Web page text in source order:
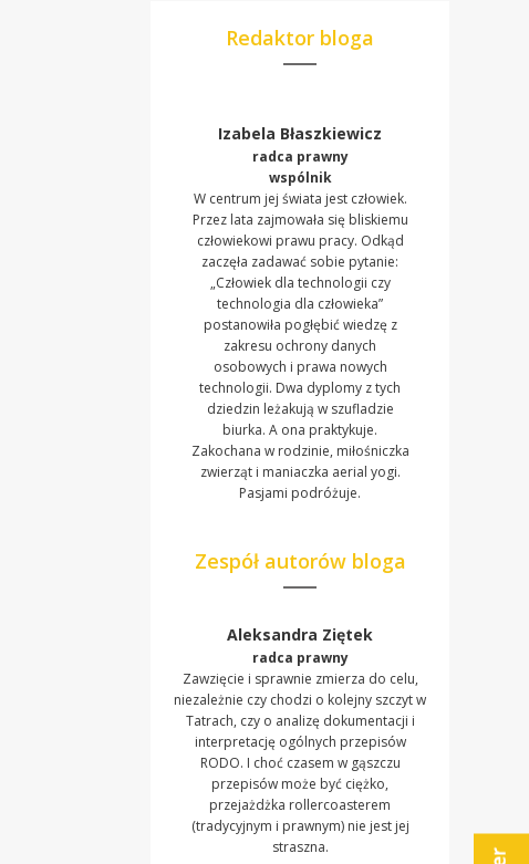
Redaktor bloga
Izabela Błaszkiewicz
radca prawny
wspólnik
W centrum jej świata jest człowiek.
Przez lata zajmowała się bliskiemu
człowiekowi prawu pracy. Odkąd
zaczęła zadawać sobie pytanie:
„Człowiek dla technologii czy
technologia dla człowieka”
postanowiła pogłębić wiedzę z
zakresu ochrony danych
osobowych i prawa nowych
technologii. Dwa dyplomy z tych
dziedzin leżakują w szufladzie
biurka. A ona praktykuje.
Zakochana w rodzinie, miłośniczka
zwierząt i maniaczka aerial yogi.
Pasjami podróżuje.
Zespół autorów bloga
Aleksandra Ziętek
radca prawny
Zawzięcie i sprawnie zmierza do celu,
niezależnie czy chodzi o kolejny szczyt w
Tatrach, czy o analizę dokumentacji i
interpretację ogólnych przepisów
RODO. I choć czasem w gąszczu
przepisów może być ciężko,
przejażdżka rollercoasterem
(tradycyjnym i prawnym) nie jest jej
straszna.